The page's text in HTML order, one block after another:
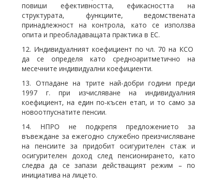
повиши ефективността, ефикасността на
структурата, функциите, ведомствената
принадлежност на контрола, като се използва
опита и преобладаващата практика в ЕС.
12. Индивидуалният коефициент по чл. 70 на КСО
да се определя като средноаритметично на
месечните индивидуални коефициенти.
13. Отпадане на трите най-добри години преди
1997 г. при изчисляване на индивидуалния
коефициент, на един по-късен етап, и то само за
новоотпуснатите пенсии.
14. НПРО не подкрепя предложението за
въвеждане за ежегодно служебно преизчисляване
на пенсиите за придобит осигурителен стаж и
осигурителен доход след пенсионирането, като
следва да се запази действащият режим – по
инициатива на лицето.